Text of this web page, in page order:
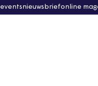
eventsnieuwsbriefonline